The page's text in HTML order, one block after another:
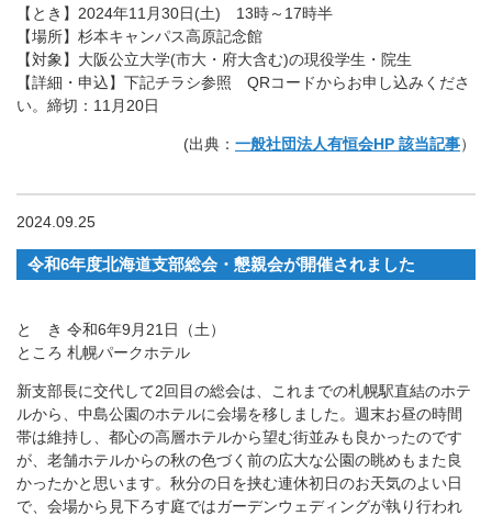
【とき】2024年11月30日(土) 13時～17時半
【場所】杉本キャンパス高原記念館
【対象】大阪公立大学(市大・府大含む)の現役学生・院生
【詳細・申込】下記チラシ参照 QRコードからお申し込みくださ
い。締切：11月20日
(出典： 一般社団法人有恒会HP 該当記事）
2024.09.25
令和6年度北海道支部総会・懇親会が開催されました
と き 令和6年9月21日（土）
ところ 札幌パークホテル
新支部長に交代して2回目の総会は、これまでの札幌駅直結のホテ
ルから、中島公園のホテルに会場を移しました。週末お昼の時間
帯は維持し、都心の高層ホテルから望む街並みも良かったのです
が、老舗ホテルからの秋の色づく前の広大な公園の眺めもまた良
かったかと思います。秋分の日を挟む連休初日のお天気のよい日
で、会場から見下ろす庭ではガーデンウェディングが執り行われ